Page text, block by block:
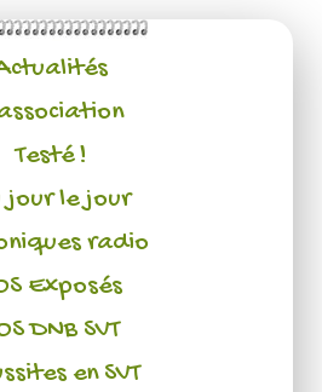
Testé !
jour le jour
radio
Exposés
DNB SVT
en SVT